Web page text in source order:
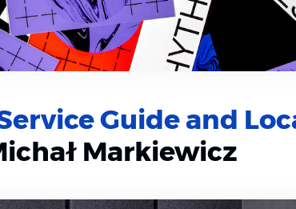
Guide and
Markiewicz